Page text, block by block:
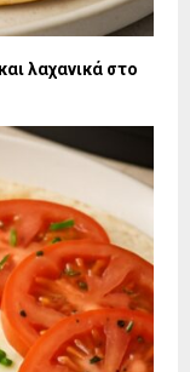
λαχανικά στο